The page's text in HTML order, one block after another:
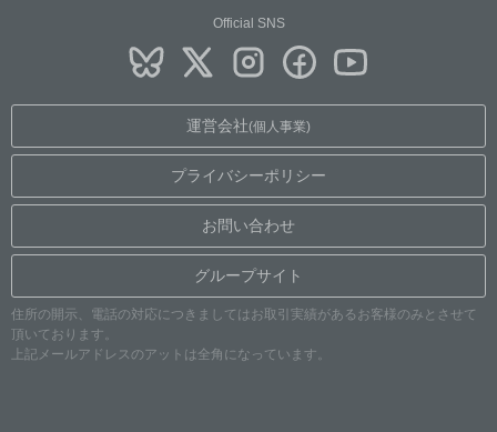
Official SNS
運営会社(個人事業)
プライバシーポリシー
お問い合わせ
グループサイト
住所の開示、電話の対応につきましてはお取引実績があるお客様のみとさせて
頂いております。
上記メールアドレスのアットは全角になっています。